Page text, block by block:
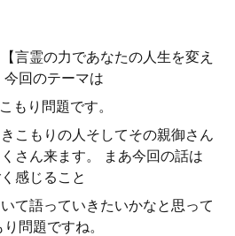
言霊の力であなたの人生を変え
回のテーマは
もり問題です。
こもりの人そしてその親御さん
さん来ます。 まあ今回の話は
感じること
て語っていきたいかなと思って
問題ですね。